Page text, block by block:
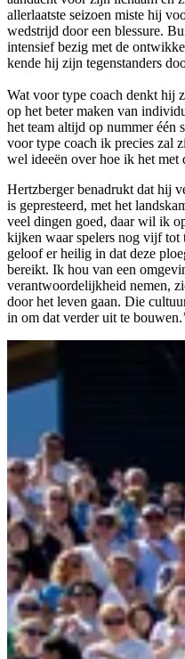
allerlaatste seizoen miste hij
wedstrijd door een blessure.
intensief bezig met de
kende hij zijn tegenstanders
Wat voor type coach denkt hij
op het beter maken van
het team altijd op nummer één
voor type coach ik precies zal
wel ideeën over hoe ik het met
Hertzberger benadrukt dat hij
is gepresteerd, met het
veel dingen goed, daar wil ik
kijken waar spelers nog vijf
geloof er heilig in dat deze
bereikt. Ik hou van een
verantwoordelijkheid nemen,
door het leven gaan. Die
in om dat verder uit te bouwen.’